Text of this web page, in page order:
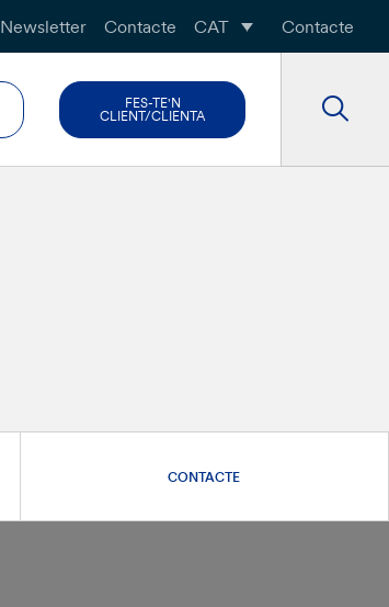
Newsletter Contacte CAT Contacte
FES-TE'N
CLIENT/CLIENTA
CONTACTE